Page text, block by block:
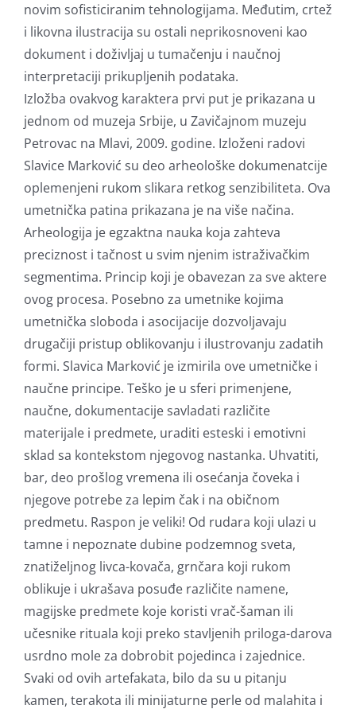
novim sofisticiranim tehnologijama. Međutim, crtež
i likovna ilustracija su ostali neprikosnoveni kao
dokument i doživljaj u tumačenju i naučnoj
interpretaciji prikupljenih podataka.
Izložba ovakvog karaktera prvi put je prikazana u
jednom od muzeja Srbije, u Zavičajnom muzeju
Petrovac na Mlavi, 2009. godine. Izloženi radovi
Slavice Marković su deo arheološke dokumenatcije
oplemenjeni rukom slikara retkog senzibiliteta. Ova
umetnička patina prikazana je na više načina.
Arheologija je egzaktna nauka koja zahteva
preciznost i tačnost u svim njenim istraživačkim
segmentima. Princip koji je obavezan za sve aktere
ovog procesa. Posebno za umetnike kojima
umetnička sloboda i asocijacije dozvoljavaju
drugačiji pristup oblikovanju i ilustrovanju zadatih
formi. Slavica Marković je izmirila ove umetničke i
naučne principe. Teško je u sferi primenjene,
naučne, dokumentacije savladati različite
materijale i predmete, uraditi esteski i emotivni
sklad sa kontekstom njegovog nastanka. Uhvatiti,
bar, deo prošlog vremena ili osećanja čoveka i
njegove potrebe za lepim čak i na običnom
predmetu. Raspon je veliki! Od rudara koji ulazi u
tamne i nepoznate dubine podzemnog sveta,
znatiželjnog livca-kovača, grnčara koji rukom
oblikuje i ukrašava posuđe različite namene,
magijske predmete koje koristi vrač-šaman ili
učesnike rituala koji preko stavljenih priloga-darova
usrdno mole za dobrobit pojedinca i zajednice.
Svaki od ovih artefakata, bilo da su u pitanju
kamen, terakota ili minijaturne perle od malahita i